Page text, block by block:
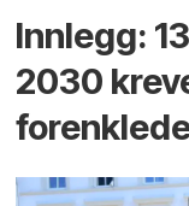
Innlegg:
2030